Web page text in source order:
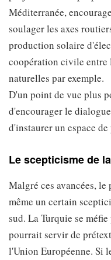
Méditerranée,
soulager les axes
production solaire
coopération civile entre
naturelles par exemple.
D'un point de vue plus
d'encourager le
d'instaurer un espace
Le scepticisme de
Malgré ces avancées,
même un certain
sud. La Turquie se
pourrait servir de
l'Union Européenne. Si